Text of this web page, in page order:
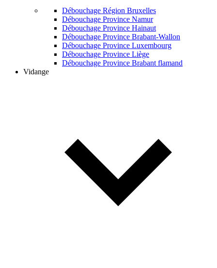
Débouchage Région Bruxelles
Débouchage Province Namur
Débouchage Province Hainaut
Débouchage Province Brabant-Wallon
Débouchage Province Luxembourg
Débouchage Province Liège
Débouchage Province Brabant flamand
Vidange